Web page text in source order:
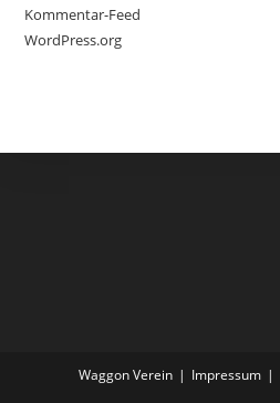
Kommentar-Feed
WordPress.org
Waggon Verein Impressum